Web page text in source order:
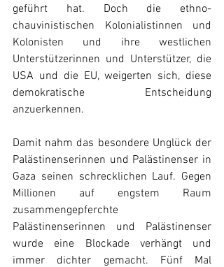
geführt hat. Doch die ethno-
chauvinistischen Kolonialistinnen und
Kolonisten und ihre westlichen
Unterstützerinnen und Unterstützer, die
USA und die EU, weigerten sich, diese
demokratische Entscheidung
anzuerkennen.
Damit nahm das besondere Unglück der
Palästinenserinnen und Palästinenser in
Gaza seinen schrecklichen Lauf. Gegen
Millionen auf engstem Raum
zusammengepferchte
Palästinenserinnen und Palästinenser
wurde eine Blockade verhängt und
immer dichter gemacht. Fünf Mal